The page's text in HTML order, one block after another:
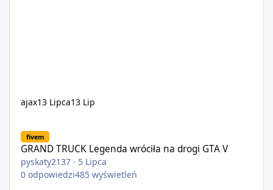
ajax13 Lipca13 Lip
fivem
GRAND TRUCK Legenda wróciła na drogi GTA V
pyskaty2137 · 5 Lipca
0 odpowiedzi485 wyświetleń